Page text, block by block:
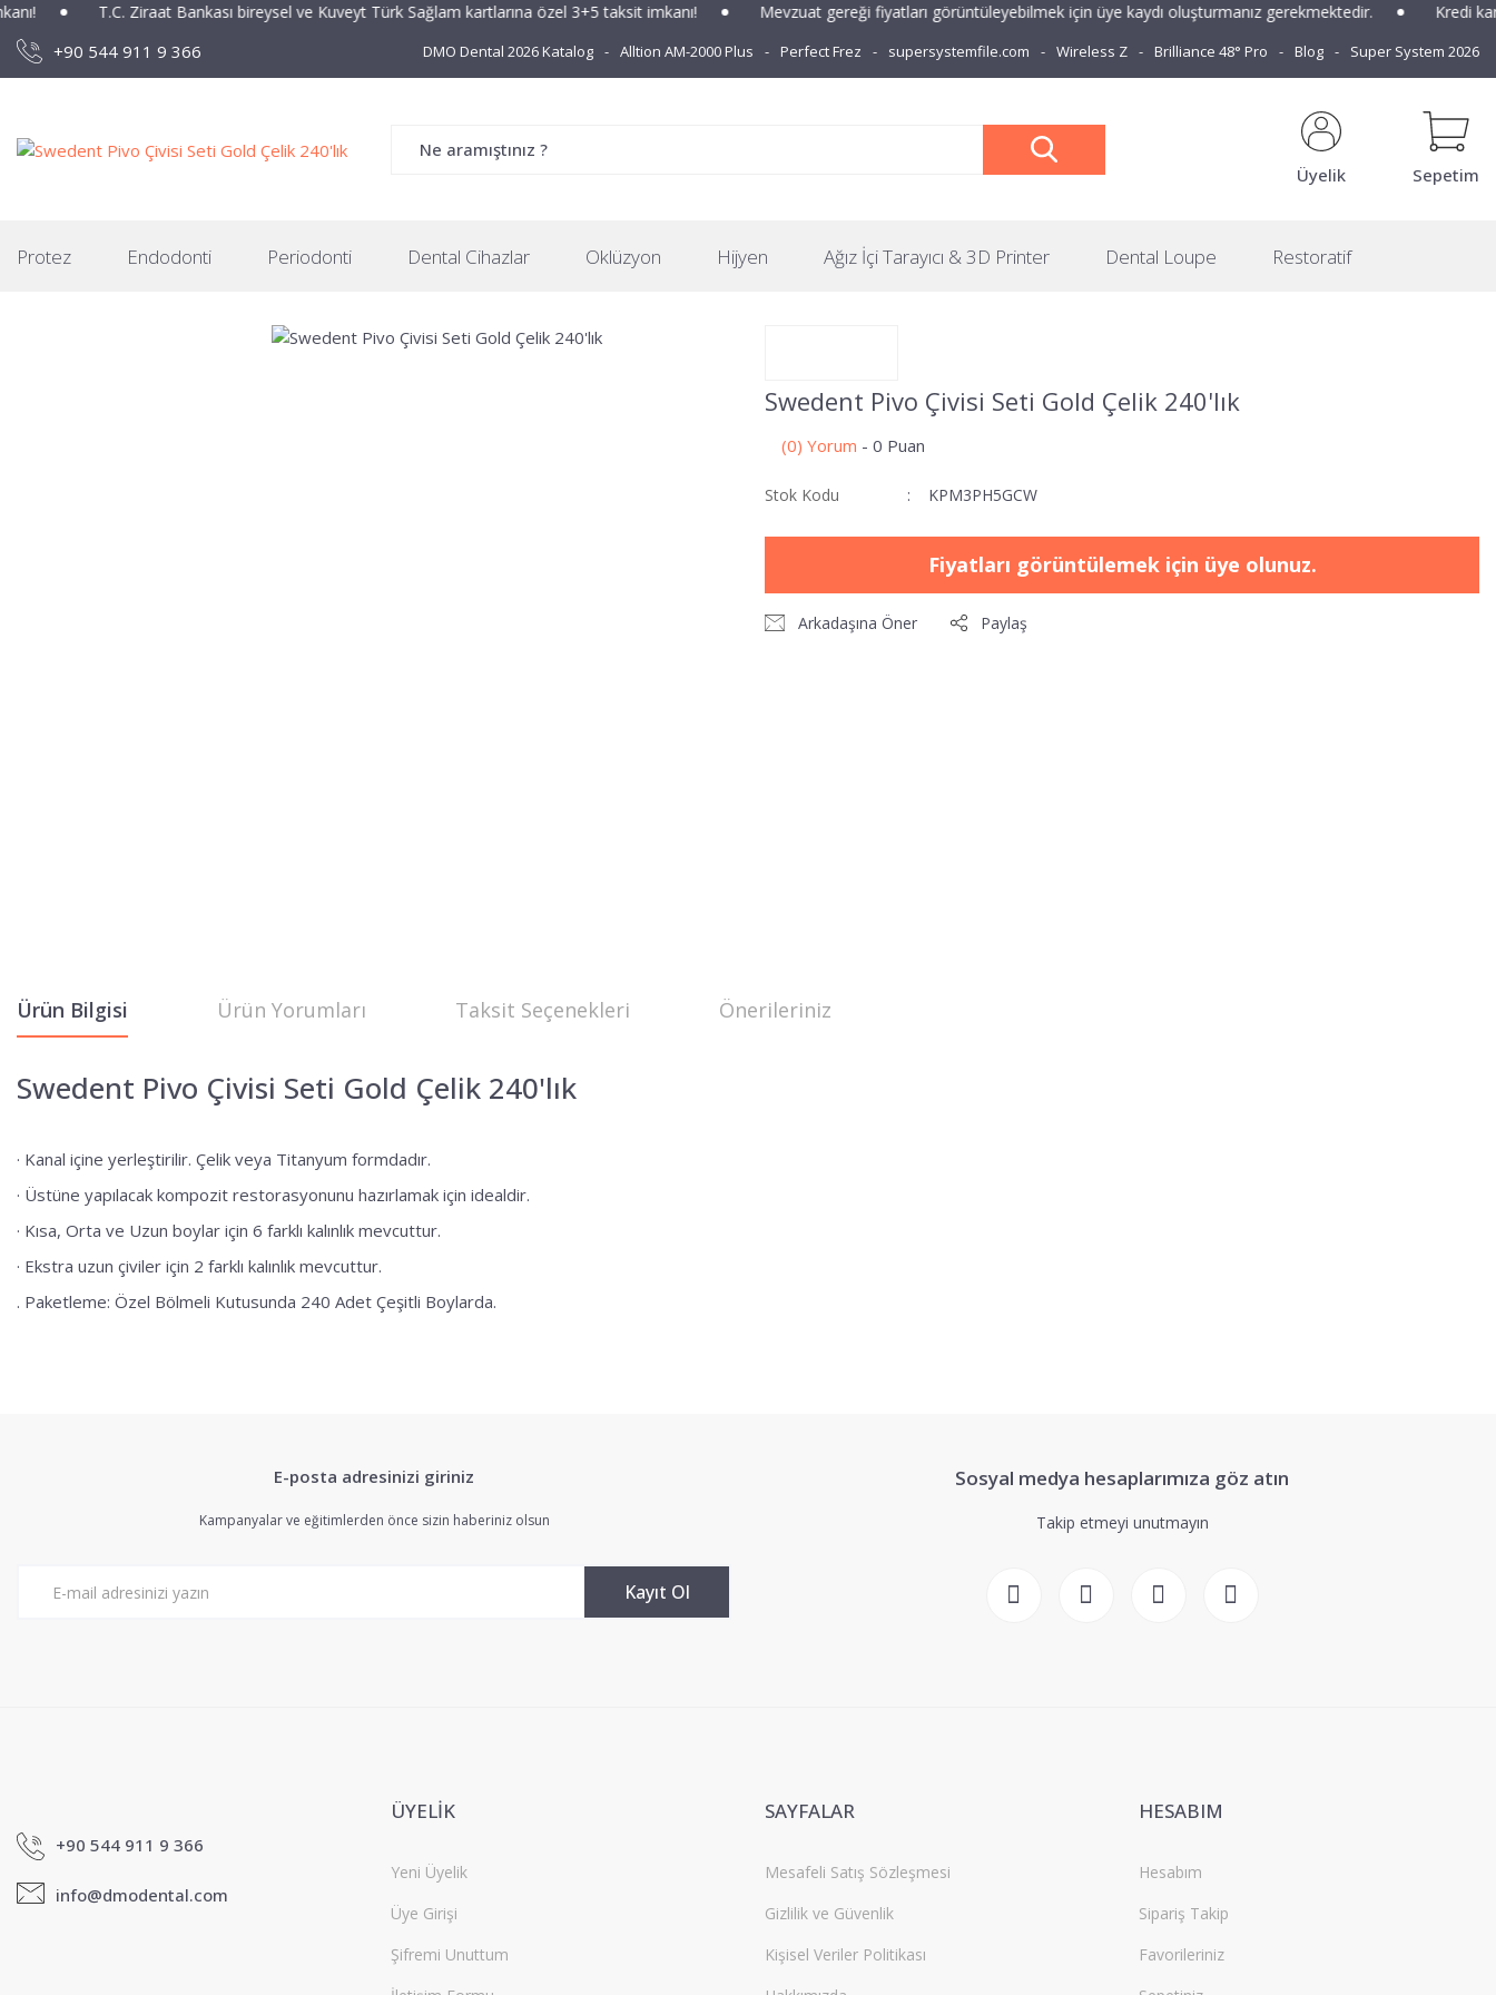
T.C. Ziraat Bankası bireysel ve Kuveyt Türk Sağlam kartlarına özel 3+5 taksit imkanı! Mevzuat gereği fiyatları görüntüleyebilmek için üye kaydı oluşturmanız gerekmektedir. Kredi
+90 544 911 9 366 DMO Dental 2026 Katalog Alltion AM-2000 Plus Perfect Frez supersystemfile.com Wireless Z Brilliance 48° Pro Blog Super System 2026
Üyelik Sepetim
Protez Endodonti Periodonti Dental Cihazlar Oklüzyon Hijyen Ağız İçi Tarayıcı & 3D Printer Dental Loupe Restoratif
Swedent Pivo Çivisi Seti Gold Çelik 240'lık
(0) Yorum - 0 Puan
Stok Kodu KPM3PH5GCW
Fiyatları görüntülemek için üye olunuz.
Arkadaşına Öner Paylaş
Ürün Bilgisi Ürün Yorumları Taksit Seçenekleri Önerileriniz
Swedent Pivo Çivisi Seti Gold Çelik 240'lık
· Kanal içine yerleştirilir. Çelik veya Titanyum formdadır.
· Üstüne yapılacak kompozit restorasyonunu hazırlamak için idealdir.
· Kısa, Orta ve Uzun boylar için 6 farklı kalınlık mevcuttur.
· Ekstra uzun çiviler için 2 farklı kalınlık mevcuttur.
. Paketleme: Özel Bölmeli Kutusunda 240 Adet Çeşitli Boylarda.
Ürün resmi kalitesiz, bozuk veya görüntülenemiyor.
Ürün açıklamasında eksik bilgiler bulunuyor.
Bu ürüne benzer farklı alternatifler olmalı.
E-posta adresinizi giriniz
Kampanyalar ve eğitimlerden önce sizin haberiniz olsun
Kayıt Ol
Sosyal medya hesaplarımıza göz atın
Takip etmeyi unutmayın
+90 544 911 9 366
info@dmodental.com
ÜYELİK
Yeni Üyelik
Üye Girişi
Şifremi Unuttum
SAYFALAR
Mesafeli Satış Sözleşmesi
Gizlilik ve Güvenlik
Kişisel Veriler Politikası
HESABIM
Hesabım
Sipariş Takip
Favorileriniz